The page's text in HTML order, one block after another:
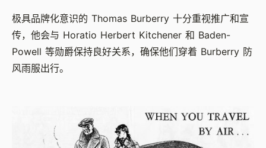
极具品牌化意识的 Thomas Burberry 十分重视推广和宣
传，他会与 Horatio Herbert Kitchener 和 Baden-
Powell 等勋爵保持良好关系，确保他们穿着 Burberry 防
风雨服出行。